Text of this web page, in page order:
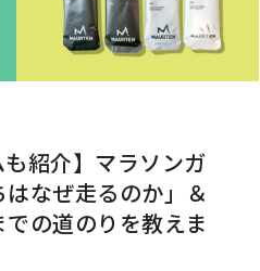
も紹介】マラソンガ
なぜ走るのか」＆
の道のりを教えま